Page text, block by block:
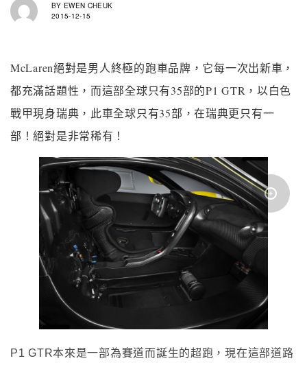
BY EWEN CHEUK
2015-12-15
McLaren絕對是男人終極的跑車品牌，它每一次出新車，
都充滿話題性，而這部全球只有35部的P1 GTR，以白色
戰甲現身瑞典，此車全球只有35部，在瑞典更只有一
部！絕對是非常稀有！
P1 GTR本來是一部為賽道而誕生的超跑，現在這部道路